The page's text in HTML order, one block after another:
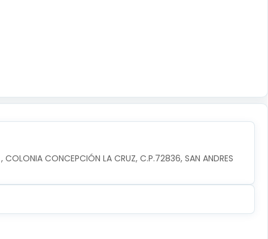
COLONIA CONCEPCIÓN LA CRUZ, C.P.72836, SAN ANDRES